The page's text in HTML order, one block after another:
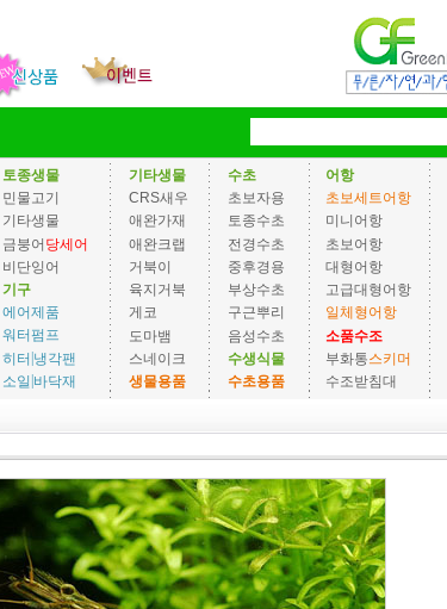
토종생물
민물고기
기타생물
금붕어 당세어
비단잉어
기구
에어제품
워터펌프
히터|냉각팬
소일 |바닥재
기타생물
CRS새우
애완가재
애완크랩
거북이
육지거북
게코
도마뱀
스네이크
생물용품
수초
초보자용
토종수초
전경수초
중후경용
부상수초
구근뿌리
음성수초
수생식물
수초용품
어항
초보세트어항
미니어항
초보어항
대형어항
고급대형어항
일체형어항
소품수조
부화통스키머
수조받침대